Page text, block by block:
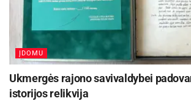
ĮDOMU
Ukmergės rajono savivaldybei
istorijos relikvija